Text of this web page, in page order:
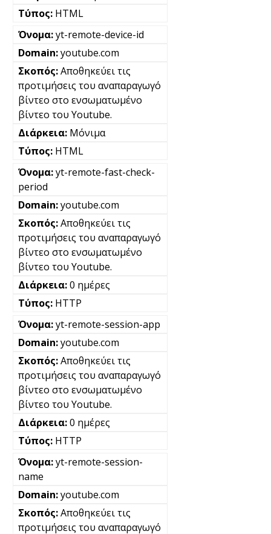
HTML
yt-remote-device-id
youtube.com
Αποθηκεύει τις
προτιμήσεις του αναπαραγωγό
βίντεο στο ενσωματωμένο
βίντεο του Youtube.
Μόνιμα
HTML
yt-remote-fast-check-
period
youtube.com
Αποθηκεύει τις
προτιμήσεις του αναπαραγωγό
βίντεο στο ενσωματωμένο
βίντεο του Youtube.
0 ημέρες
HTTP
yt-remote-session-app
youtube.com
Αποθηκεύει τις
προτιμήσεις του αναπαραγωγό
βίντεο στο ενσωματωμένο
βίντεο του Youtube.
0 ημέρες
HTTP
yt-remote-session-
name
youtube.com
Αποθηκεύει τις
προτιμήσεις του αναπαραγωγό